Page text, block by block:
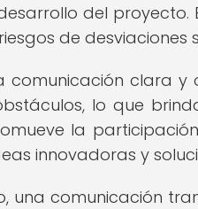
del proyecto.
de
comunicación clara
lo que
la
innovadoras y
una comunicación